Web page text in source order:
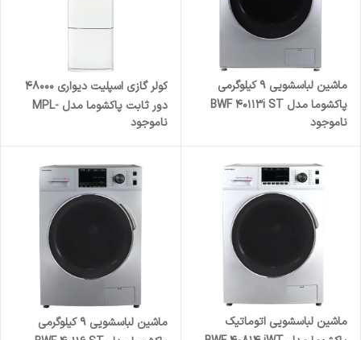
ماشین لباسشویی 9 کیلوگرمی
پاکشوما مدل BWF 40113i ST
ناموجود
کولر گازی اسپلیت دیواری 48000
دور ثابت پاکشوما مدل MPL-
48CH
ناموجود
ماشین لباسشویی اتوماتیک
ماشین لباسشویی 9 کیلوگرمی